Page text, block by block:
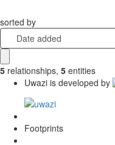
sorted by
Date added
5 relationships, 5 entities
Uwazi is developed by
Footprints